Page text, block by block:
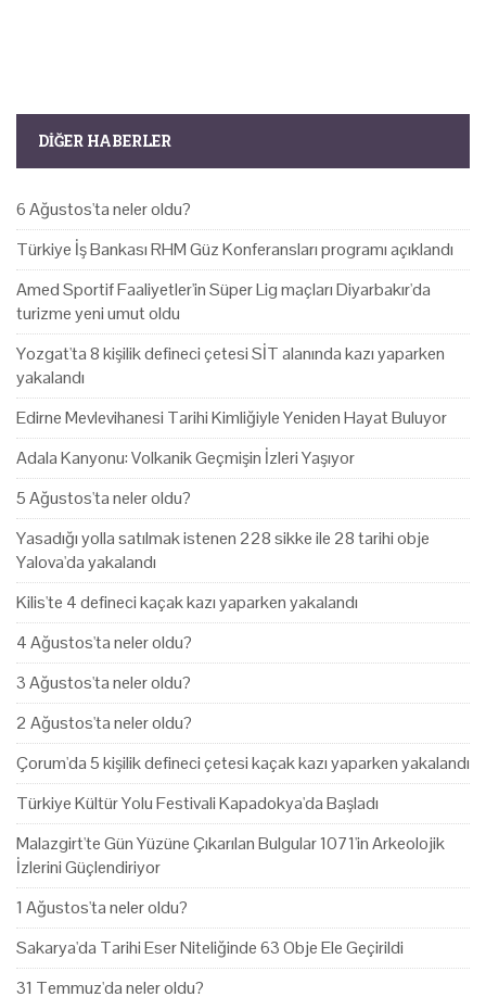
DIĞER HABERLER
6 Ağustos'ta neler oldu?
Türkiye İş Bankası RHM Güz Konferansları programı açıklandı
Amed Sportif Faaliyetler'in Süper Lig maçları Diyarbakır'da
turizme yeni umut oldu
Yozgat'ta 8 kişilik defineci çetesi SİT alanında kazı yaparken
yakalandı
Edirne Mevlevihanesi Tarihi Kimliğiyle Yeniden Hayat Buluyor
Adala Kanyonu: Volkanik Geçmişin İzleri Yaşıyor
5 Ağustos'ta neler oldu?
Yasadığı yolla satılmak istenen 228 sikke ile 28 tarihi obje
Yalova'da yakalandı
Kilis'te 4 defineci kaçak kazı yaparken yakalandı
4 Ağustos'ta neler oldu?
3 Ağustos'ta neler oldu?
2 Ağustos'ta neler oldu?
Çorum'da 5 kişilik defineci çetesi kaçak kazı yaparken yakalandı
Türkiye Kültür Yolu Festivali Kapadokya'da Başladı
Malazgirt'te Gün Yüzüne Çıkarılan Bulgular 1071'in Arkeolojik
İzlerini Güçlendiriyor
1 Ağustos'ta neler oldu?
Sakarya'da Tarihi Eser Niteliğinde 63 Obje Ele Geçirildi
31 Temmuz'da neler oldu?